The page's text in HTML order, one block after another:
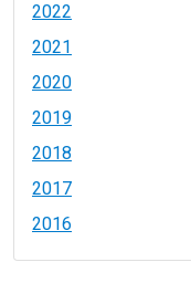
2022
2021
2020
2019
2018
2017
2016